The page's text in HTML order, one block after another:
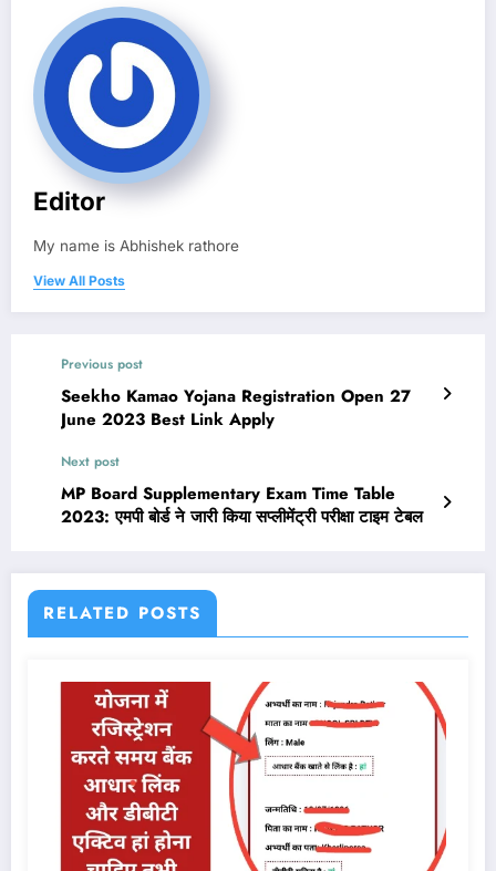
Editor
My name is Abhishek rathore
View All Posts
Previous post
Seekho Kamao Yojana Registration Open 27
June 2023 Best Link Apply
Next post
MP Board Supplementary Exam Time Table
2023: एमपी बोर्ड ने जारी किया सप्लीमेंट्री परीक्षा टाइम टेबल
RELATED POSTS